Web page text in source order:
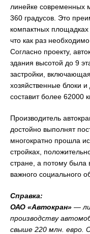
линейке современных
360 градусов. Это
компактных площадках
что как раз
Согласно проекту,
здания высотой до 9
застройки,
хозяйственные блоки
составит более 62000
Производитель
достойно выполнят
многократно прошла
стройках,
стране, а потому была
важного социального
Справка:
ОАО «Автокран» —
производству
свыше 220 млн. евро.